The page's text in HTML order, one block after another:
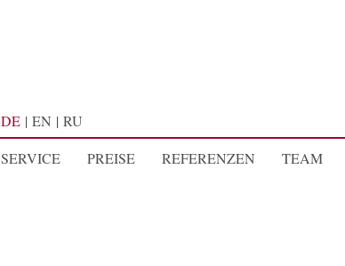
DE EN
RU
SERVICE
PREISE REFERENZEN TEAM